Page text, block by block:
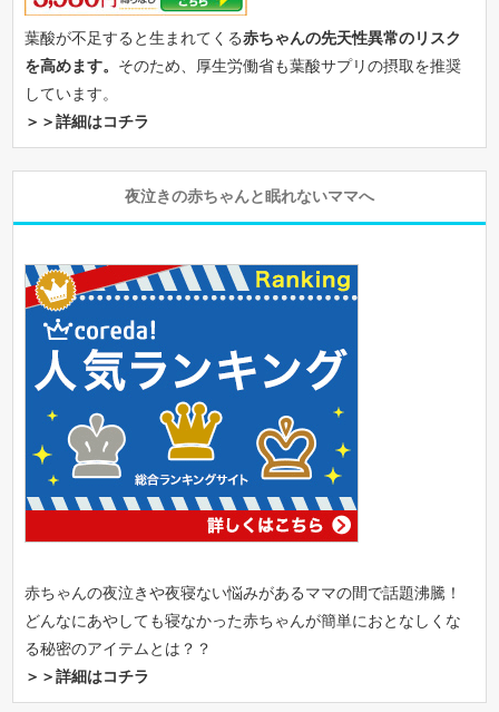
葉酸が不足すると生まれてくる赤ちゃんの先天性異常のリスク
を高めます。 そのため、厚生労働省も葉酸サプリの摂取を推奨
しています。
＞＞詳細はコチラ
夜泣きの赤ちゃんと眠れないママへ
赤ちゃんの夜泣きや夜寝ない悩みがあるママの間で話題沸騰！
どんなにあやしても寝なかった赤ちゃんが簡単におとなしくな
る秘密のアイテムとは？？
＞＞詳細はコチラ